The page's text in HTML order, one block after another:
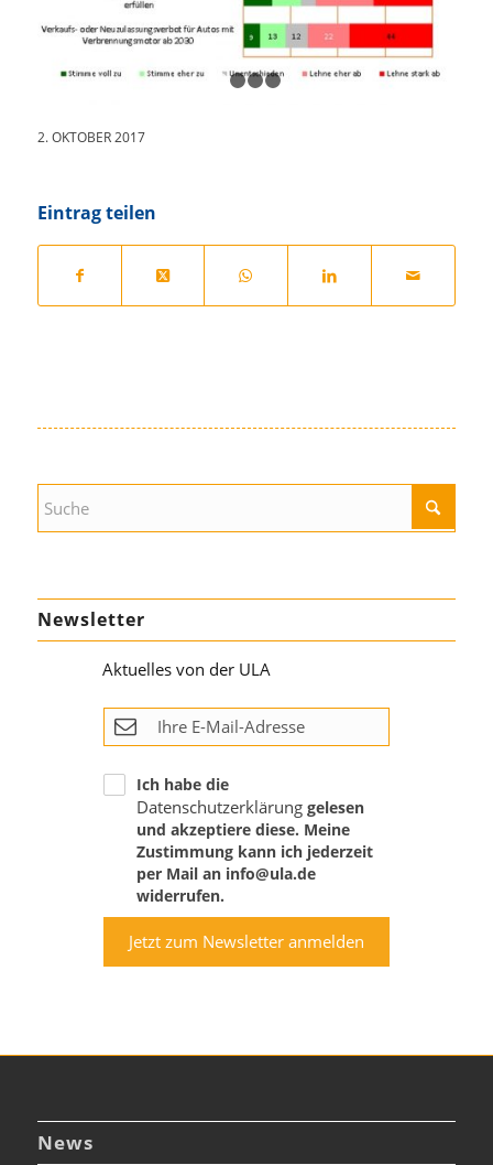
2. OKTOBER 2017
Eintrag teilen
Newsletter
Jetzt zum Newsletter anmelden
Aktuelles von der ULA
Ich habe die
Datenschutzerklärung gelesen
und akzeptiere diese. Meine
Zustimmung kann ich jederzeit
per Mail an info@ula.de
widerrufen.
News